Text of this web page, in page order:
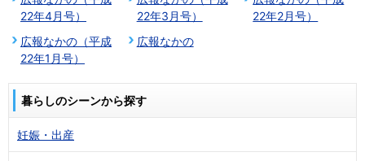
22年4月号）
22年3月号）
22年2月号）
広報なかの（平成
22年1月号）
広報なかの
暮らしのシーンから探す
妊娠・出産